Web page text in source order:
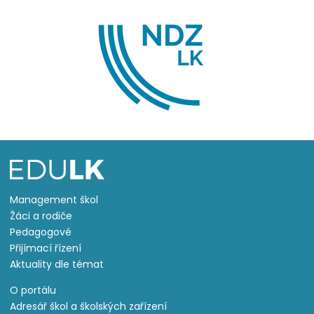
Management škol
Žáci a rodiče
Pedagogové
Přijímací řízení
Aktuality dle témat
O portálu
Adresář škol a školských zařízení